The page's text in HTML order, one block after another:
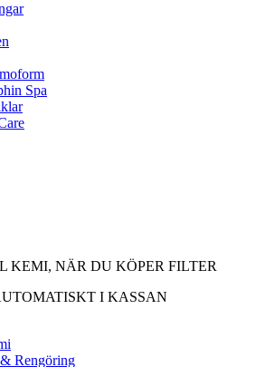
Spa
KEMI, NÄR DU KÖPER FILTER
I KASSAN
Rengöring